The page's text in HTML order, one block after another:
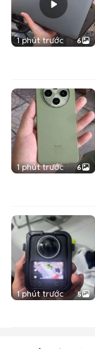
1 phút trước 6
1 phút trước 6
1 phút trước 5